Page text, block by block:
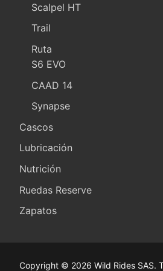
Scalpel HT
Trail
Ruta
S6 EVO
CAAD 14
Synapse
Cascos
Lubricación
Nutrición
Ruedas Reserve
Zapatos
Copyright © 2026 Wild Rides SAS.